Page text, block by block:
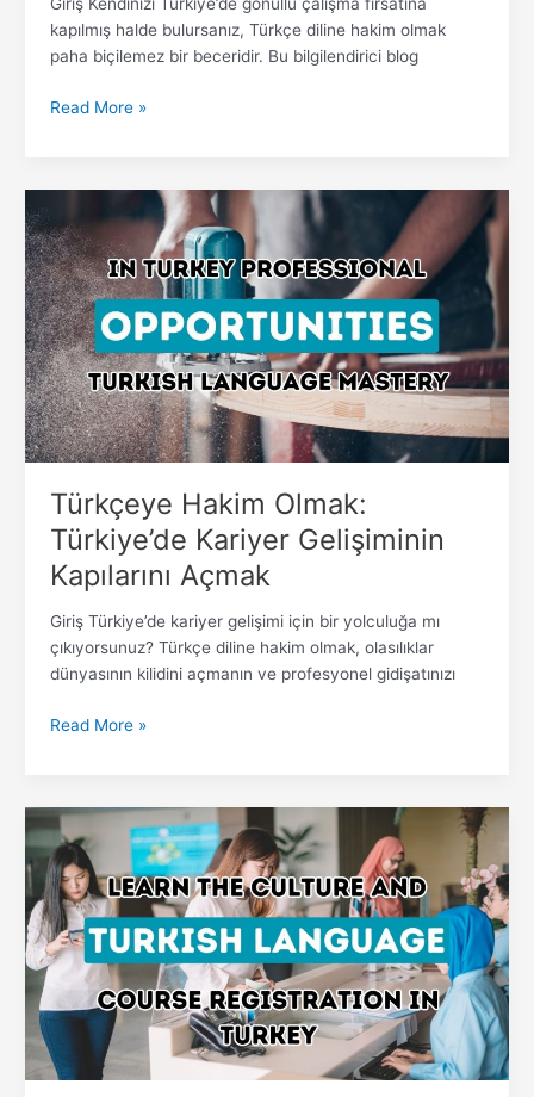
kapılmış halde bulursanız, Türkçe diline hakim olmak
paha biçilemez bir beceridir. Bu bilgilendirici blog
Read More »
Türkçeye Hakim Olmak:
Türkiye’de Kariyer Gelişiminin
Kapılarını Açmak
Giriş Türkiye’de kariyer gelişimi için bir yolculuğa mı
çıkıyorsunuz? Türkçe diline hakim olmak, olasılıklar
dünyasının kilidini açmanın ve profesyonel gidişatınızı
Hakim
Olmak:
Türkiye’de
Kariyer
Gelişiminin
Kapılarını
Açmak
Read More »
Türk
Dili
Yolculuğuna
Çıkmak:
Türkiye’de
Dil
Kurslarına
Olmak
İçin
Kapsamlı